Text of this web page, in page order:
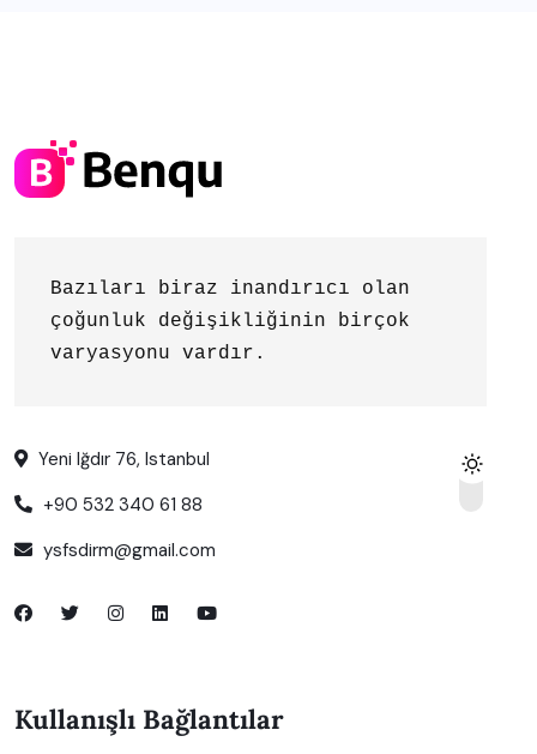
Bazıları biraz inandırıcı olan
çoğunluk değişikliğinin birçok
varyasyonu vardır.
Yeni Iğdır 76, Istanbul
+90 532 340 61 88
ysfsdirm@gmail.com
Kullanışlı Bağlantılar